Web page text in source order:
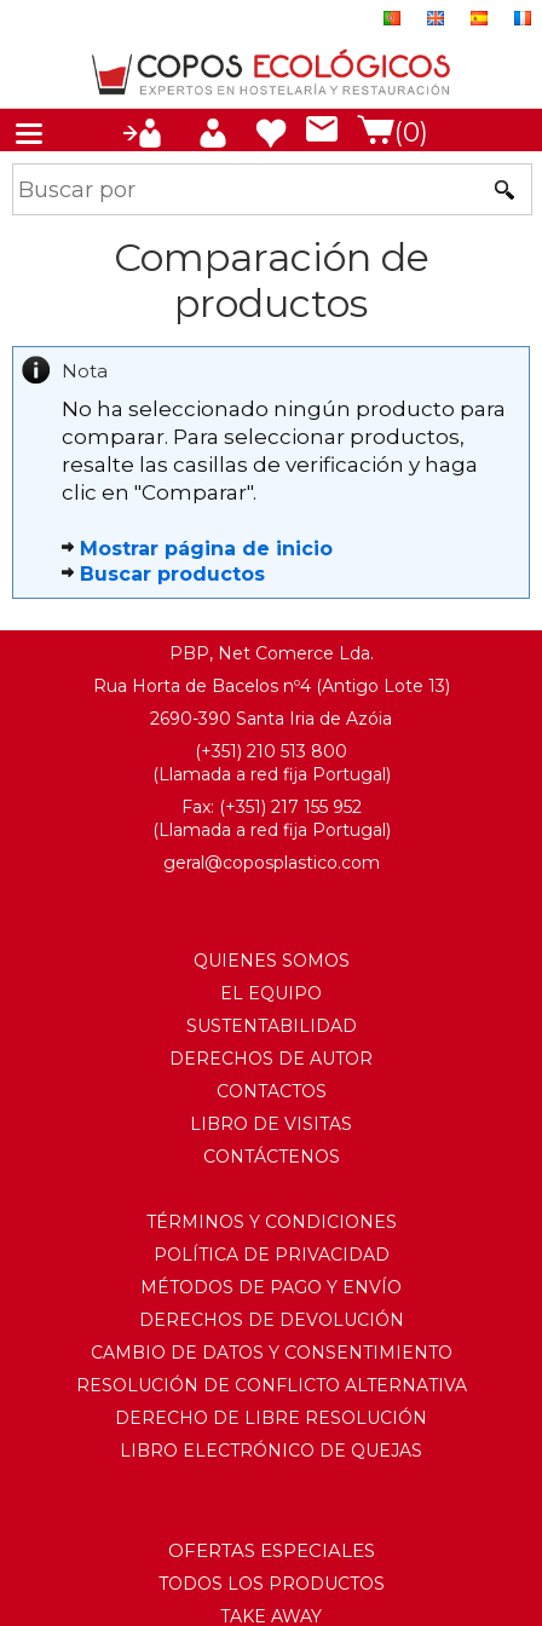
(0)
Comparación de
productos
Nota
No ha seleccionado ningún producto para
comparar. Para seleccionar productos,
resalte las casillas de verificación y haga
clic en "Comparar".
Mostrar página de inicio
Buscar productos
PBP, Net Comerce Lda.
Rua Horta de Bacelos nº4 (Antigo Lote 13)
2690-390 Santa Iria de Azóia
(+351) 210 513 800
(Llamada a red fija Portugal)
Fax: (+351) 217 155 952
(Llamada a red fija Portugal)
geral@coposplastico.com
QUIENES SOMOS
EL EQUIPO
SUSTENTABILIDAD
DERECHOS DE AUTOR
CONTACTOS
LIBRO DE VISITAS
CONTÁCTENOS
TÉRMINOS Y CONDICIONES
POLÍTICA DE PRIVACIDAD
MÉTODOS DE PAGO Y ENVÍO
DERECHOS DE DEVOLUCIÓN
CAMBIO DE DATOS Y CONSENTIMIENTO
RESOLUCIÓN DE CONFLICTO ALTERNATIVA
DERECHO DE LIBRE RESOLUCIÓN
LIBRO ELECTRÓNICO DE QUEJAS
OFERTAS ESPECIALES
TODOS LOS PRODUCTOS
TAKE AWAY